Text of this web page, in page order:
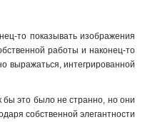
то показывать изображения
работы и наконец-то
выражаться, интегрированной
бы это было не странно, но они
собственной элегантности